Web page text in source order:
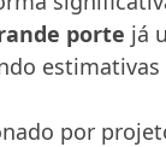
porte já
por